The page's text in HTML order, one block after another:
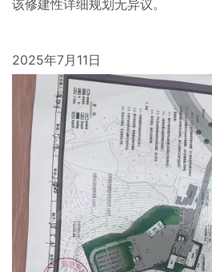
该修建性详细规划无异议。
2025年7月11日